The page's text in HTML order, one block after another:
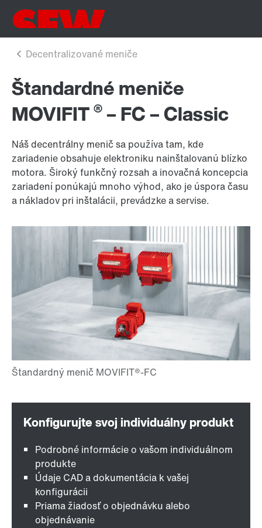
Štandardné meniče
MOVIFIT® – FC – Classic
Náš decentrálny menič sa používa tam, kde
zariadenie obsahuje elektroniku nainštalovanú blízko
motora. Široký funkčný rozsah a inovačná koncepcia
zariadení ponúkajú mnoho výhod, ako je úspora času
a nákladov pri inštalácii, prevádzke a servise.
Podrobné informácie o vašom individuálnom
produkte
Údaje CAD a dokumentácia k vašej
konfigurácii
Priama žiadosť o objednávku alebo
objednávanie